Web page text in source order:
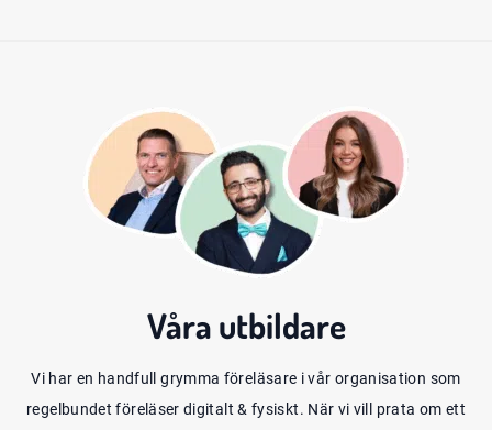
Våra utbildare
Vi har en handfull grymma föreläsare i vår organisation som
regelbundet föreläser digitalt & fysiskt. När vi vill prata om ett